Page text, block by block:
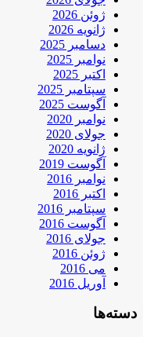
ژوئن 2026
ژانویه 2026
دسامبر 2025
نوامبر 2025
اکتبر 2025
سپتامبر 2025
آگوست 2025
نوامبر 2020
جولای 2020
ژانویه 2020
آگوست 2019
نوامبر 2016
اکتبر 2016
سپتامبر 2016
آگوست 2016
جولای 2016
ژوئن 2016
می 2016
آوریل 2016
دسته‌ها